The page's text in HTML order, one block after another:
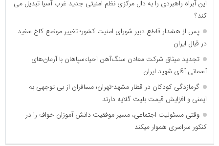
این آبراه راهبردی را به دال مرکزی نظم امنیتی جدید غرب آسیا تبدیل می
کند؟
پس از هشدار قاطع دبیر شورای امنیت کشور؛ تغییر موضع کاخ سفید
در قبال ایران
تجدید میثاق شرکت معادن سنگ‌آهن احیاءسپاهان با آرمان‌های
آسمانی آقای شهید ایران
گرمازدگی کودکان در قطار مشهد-تهران؛ مسافران از بی توجهی به
ایمنی و افزایش قیمت بلیت گلایه دارند
وقتی مسئولیت اجتماعی، مسیر موفقیت دانش آموزان خواف را در
کنکور سراسری هموار میکند